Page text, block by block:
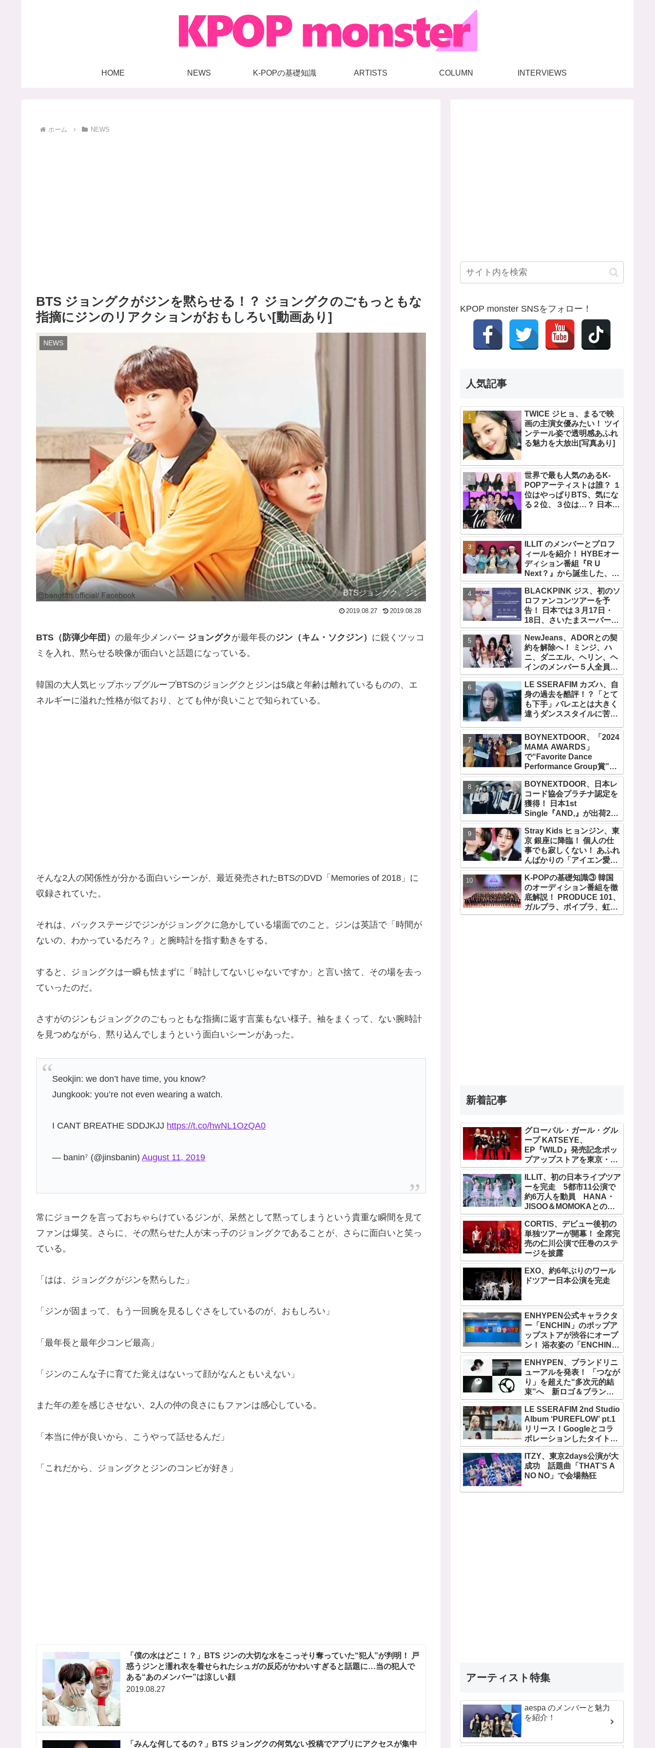
HOME NEWS K-POPの基礎知識 ARTISTS COLUMN INTERVIEWS
ホーム NEWS
BTS ジョングクがジンを黙らせる！？ ジョングクのごもっともな
指摘にジンのリアクションがおもしろい[動画あり]
NEWS
BTSジョングク、ジン
2019.08.27 2019.08.28
BTS（防弾少年団） の最年少メンバー ジョングクが最年長のジン（キム・ソクジン） に鋭くツッコ
ミを入れ、黙らせる映像が面白いと話題になっている。
韓国の大人気ヒップホップグループBTSのジョングクとジンは5歳と年齢は離れているものの、エ
ネルギーに溢れた性格が似ており、とても仲が良いことで知られている。
そんな2人の関係性が分かる面白いシーンが、最近発売されたBTSのDVD「Memories of 2018」に
収録されていた。
それは、バックステージでジンがジョングクに急かしている場面でのこと。ジンは英語で「時間が
ないの、わかっているだろ？」と腕時計を指す動きをする。
すると、ジョングクは一瞬も怯まずに「時計してないじゃないですか」と言い捨て、その場を去っ
ていったのだ。
さすがのジンもジョングクのごもっともな指摘に返す言葉もない様子。袖をまくって、ない腕時計
を見つめながら、黙り込んでしまうという面白いシーンがあった。
Seokjin: we don’t have time, you know?
Jungkook: you’re not even wearing a watch.
I CANT BREATHE SDDJKJJ https://t.co/hwNL1OzQA0
— banin⁷ (@jinsbanin)August 11, 2019
常にジョークを言っておちゃらけているジンが、呆然として黙ってしまうという貴重な瞬間を見て
ファンは爆笑。さらに、その黙らせた人が末っ子のジョングクであることが、さらに面白いと笑っ
ている。
「はは、ジョングクがジンを黙らした」
「ジンが固まって、もう一回腕を見るしぐさをしているのが、おもしろい」
「最年長と最年少コンビ最高」
「ジンのこんな子に育てた覚えはないって顔がなんともいえない」
また年の差を感じさせない、2人の仲の良さにもファンは感心している。
「本当に仲が良いから、こうやって話せるんだ」
「これだから、ジョングクとジンのコンビが好き」
「僕の水はどこ！？」BTS ジンの大切な水をこっそり奪っていた“犯人”が判明！ 戸
惑うジンと濡れ衣を着せられたシュガの反応がかわいすぎると話題に…当の犯人で
ある“あのメンバー”は涼しい顔
2019.08.27
「みんな何してるの？」BTS ジョングクの何気ない投稿でアプリにアクセスが集中
KPOP monster SNSをフォロー！
人気記事
TWICE ジヒョ、まるで映
画の主演女優みたい！ ツイ
ンテール姿で透明感あふれ
る魅力を大放出[写真あり]
世界で最も人気のあるK-
POPアーティストは誰？ １
位はやっぱりBTS、気にな
る２位、３位は…？ 日本の
の個性あふれるデータに注
目殺到
ILLIT のメンバーとプロフ
ィールを紹介！ HYBEオー
ディション番組『R U
Next？』から誕生した、日
本人のイロハとモカを含む
5人組ガールズグループ！
デビュー曲「Magnetic」が
いきなりの大ヒット
BLACKPINK ジス、初のソ
ロファンコンツアーを予
告！ 日本では３月17日・
18日、さいたまスーパーア
リーナで開催決定！ コンセ
プトは“愛のカケラ”！？ 14
日には新アルバム
『AMORTAGE』もリリー
ス
NewJeans、ADORとの契
約を解除へ！ ミンジ、ハ
ニ、ダニエル、ヘリン、ヘ
インのメンバー５人全員で
緊急記者会見！
「NewJeans never
dies!」と微笑みの宣言！
ADOR側、2029年まで契約
有効と主張
LE SSERAFIM カズハ、自
身の過去を酷評！？「とて
も下手」バレエとは大きく
違うダンススタイルに苦
に努力を重ねる姿に称賛の
声続々
BOYNEXTDOOR、「2024
MAMA AWARDS」
で“Favorite Dance
Performance Group賞”を
受賞！ 京セラドーム大阪で
オリジナルステージパフォ
ーマンス披露！ 卒業パーテ
ィーをコンセプトにスーツ
で魅了【動画あり】
BOYNEXTDOOR、日本レ
コード協会プラチナ認定を
獲得！ 日本1st
Single『AND,』が出荷25
万枚を超える！ 韓国での９
月カムバックも決定
Stray Kids ヒョンジン、東
京 銀座に降臨！ 個人の仕
事でも寂しくない！ あふれ
んばかりの「アイエン愛」
が伝わる愛用品にほっこり
K-POPの基礎知識③ 韓国
のオーディション番組を徹
底解説！ PRODUCE 101、
ガルプラ、ボイプラ、虹プ
ロ・・ NiziUやKep1er、
新着記事
グローバル・ガール・グル
ープ KATSEYE、
EP『WILD』発売記念ポッ
プアップストアを東京・原
宿で開催 限定グッズも登
場ILLIT、初の日本ライブツア
ーを完走 5都市11公演で
約6万人を動員 HANA・
JISOO＆MOMOKAとのス
ペシャルコラボも実現
CORTIS、デビュー後初の
単独ツアーが開幕！ 全席完
売の仁川公演で圧巻のステ
ージを披露
EXO、約6年ぶりのワール
ドツアー日本公演を完走
ENHYPEN公式キャラクタ
ー「ENCHIN」のポップア
ップストアが渋谷にオープ
ン！ 浴衣姿の「ENCHIN」
が登場
ENHYPEN、ブランドリニ
ューアルを発表！ 「つなが
り」を超えた“多次元的結
束”へ 新ロゴ＆ブランド
フィルム公開
LE SSERAFIM 2nd Studio
Album ‘PUREFLOW’ pt.1
リリース！Googleとコラ
ボレーションしたタイトル
曲「BOOMPALA」MVも公
開
ITZY、東京2days公演が大
成功 話題曲「THAT’S A
NO NO」で会場熱狂
アーティスト特集
aespa のメンバーと魅力
を紹介！